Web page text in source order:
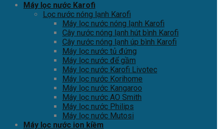
Máy lọc nước Karofi
Lọc nước nóng lạnh Karofi
Máy lọc nước nóng lạnh Karofi
Cây nước nóng lạnh hút bình Karofi
Cây nước nóng lạnh úp bình Karofi
Máy lọc nước tủ đứng
Máy lọc nước để gầm
Máy lọc nước Karofi Livotec
Máy lọc nước Korihome
Máy lọc nước Kangaroo
Máy lọc nước AO Smith
Máy lọc nước Philips
Máy lọc nước Mutosi
Máy lọc nước ion kiềm